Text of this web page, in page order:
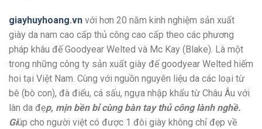
giayhuyhoang.vn với hơn 20 năm kinh nghiệm sản xuất
giày da nam cao cấp thủ công cao cấp theo các phương
pháp khâu đế Goodyear Welted và Mc Kay (Blake). Là một
trong những công ty sản xuất giày đế goodyear Welted hiếm
hoi tại Việt Nam. Cùng với nguồn nguyên liệu da các loại từ
bê (bò con), đà điểu, cá sấu, ngựa nhập khẩu từ Châu Âu với
làn da đẹp, mịn bền bỉ cùng bàn tay thủ công lành nghề.
Giúp cho người việt có được 1 đôi giày không chỉ đẹp về